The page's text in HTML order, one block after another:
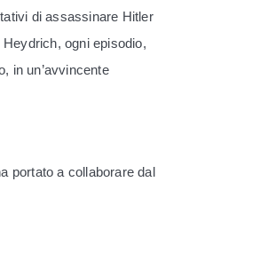
di assassinare Hitler
ogni episodio,
in un’avvincente
portato a collaborare dal